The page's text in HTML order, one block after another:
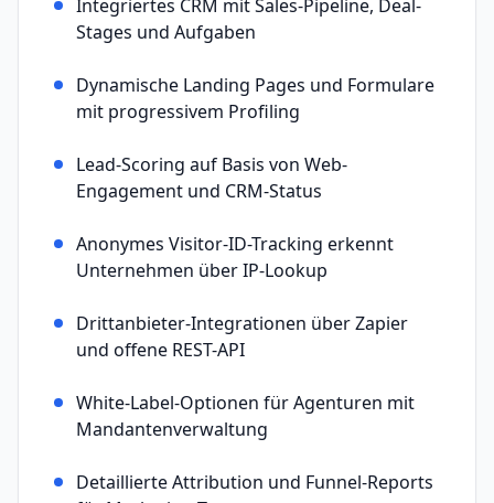
Integriertes CRM mit Sales-Pipeline, Deal-
Stages und Aufgaben
Dynamische Landing Pages und Formulare
mit progressivem Profiling
Lead-Scoring auf Basis von Web-
Engagement und CRM-Status
Anonymes Visitor-ID-Tracking erkennt
Unternehmen über IP-Lookup
Drittanbieter-Integrationen über Zapier
und offene REST-API
White-Label-Optionen für Agenturen mit
Mandantenverwaltung
Detaillierte Attribution und Funnel-Reports